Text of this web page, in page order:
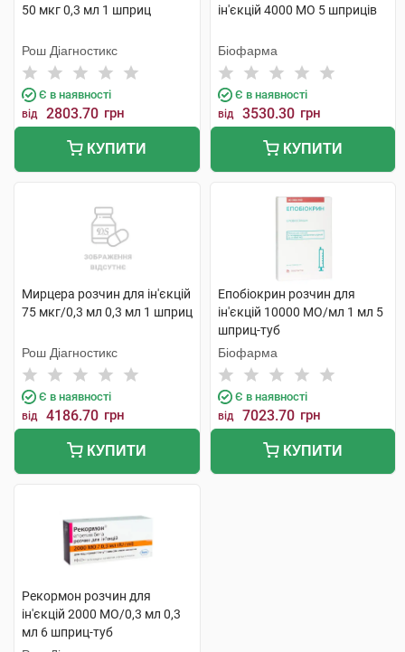
50 мкг 0,3 мл 1 шприц
Рош Діагностикс
Є в наявності
від 2803.70 грн
КУПИТИ
ін'єкцій 4000 МО 5 шприців
Біофарма
Є в наявності
від 3530.30 грн
КУПИТИ
Мирцера розчин для ін'єкцій
75 мкг/0,3 мл 0,3 мл 1 шприц
Рош Діагностикс
Є в наявності
від 4186.70 грн
КУПИТИ
Епобіокрин розчин для
ін'єкцій 10000 МО/мл 1 мл 5
шприц-туб
Біофарма
Є в наявності
від 7023.70 грн
КУПИТИ
Рекормон розчин для
ін'єкцій 2000 МО/0,3 мл 0,3
мл 6 шприц-туб